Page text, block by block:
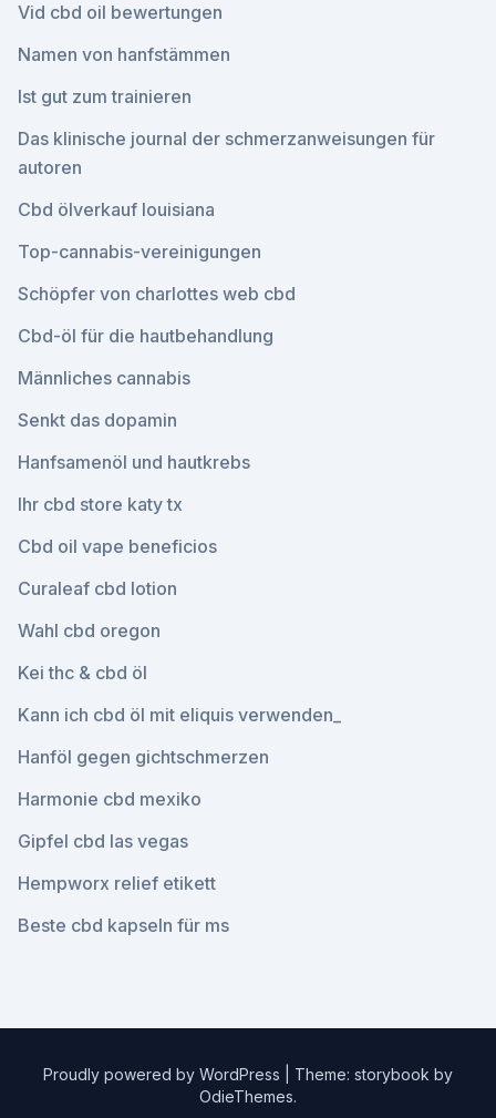
Vid cbd oil bewertungen
Namen von hanfstämmen
Ist gut zum trainieren
Das klinische journal der schmerzanweisungen für
autoren
Cbd ölverkauf louisiana
Top-cannabis-vereinigungen
Schöpfer von charlottes web cbd
Cbd-öl für die hautbehandlung
Männliches cannabis
Senkt das dopamin
Hanfsamenöl und hautkrebs
Ihr cbd store katy tx
Cbd oil vape beneficios
Curaleaf cbd lotion
Wahl cbd oregon
Kei thc & cbd öl
Kann ich cbd öl mit eliquis verwenden_
Hanföl gegen gichtschmerzen
Harmonie cbd mexiko
Gipfel cbd las vegas
Hempworx relief etikett
Beste cbd kapseln für ms
Proudly powered by WordPress
Theme: storybook by
OdieThemes.